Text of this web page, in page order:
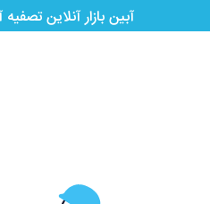
آبین بازار آنلاین